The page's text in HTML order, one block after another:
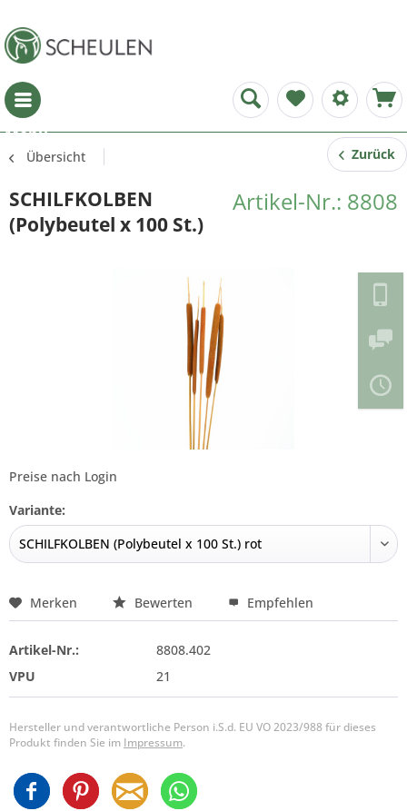
Menü
Übersicht Zurück
Artikel-Nr.: 8808
SCHILFKOLBEN
(Polybeutel x 100 St.)
Preise nach Login
Variante:
Merken Bewerten Empfehlen
Artikel-Nr.:
8808.402
VPU
21
Hersteller und verantwortliche Person i.S.d. EU VO 2023/988 für dieses
Produkt finden Sie im Impressum.